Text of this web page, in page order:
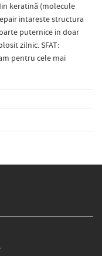
keratină (molecule
intareste structura
puternice in doar
zilnic. SFAT:
pentru cele mai